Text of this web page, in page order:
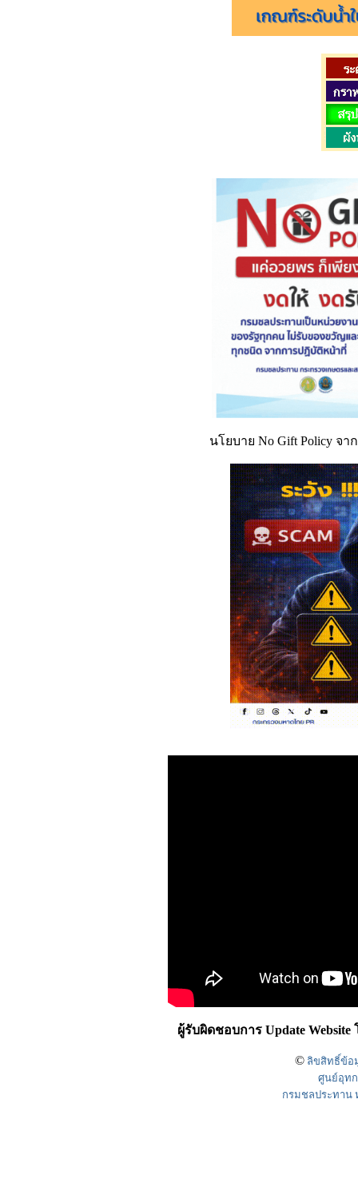
นโยบาย No Gift Policy จ
ผู้รับผิดชอบการ Update Website
© ลิขสิทธิ์ข้อ
ศูนย์อุท
กรมชลประทาน